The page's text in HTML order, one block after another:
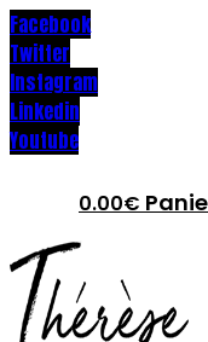
Facebook
Twitter
Instagram
Linkedin
Youtube
0.00€